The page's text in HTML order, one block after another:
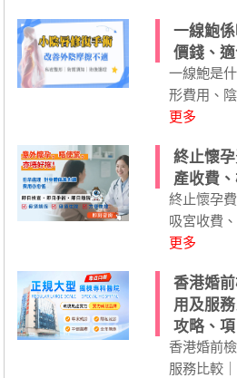
一線鮑
價錢、
一線鮑是
形費用、
更多
終止懷
產收費
終止懷孕
吸宮收費
更多
香港婚
用及服
攻略、
香港婚前
服務比較